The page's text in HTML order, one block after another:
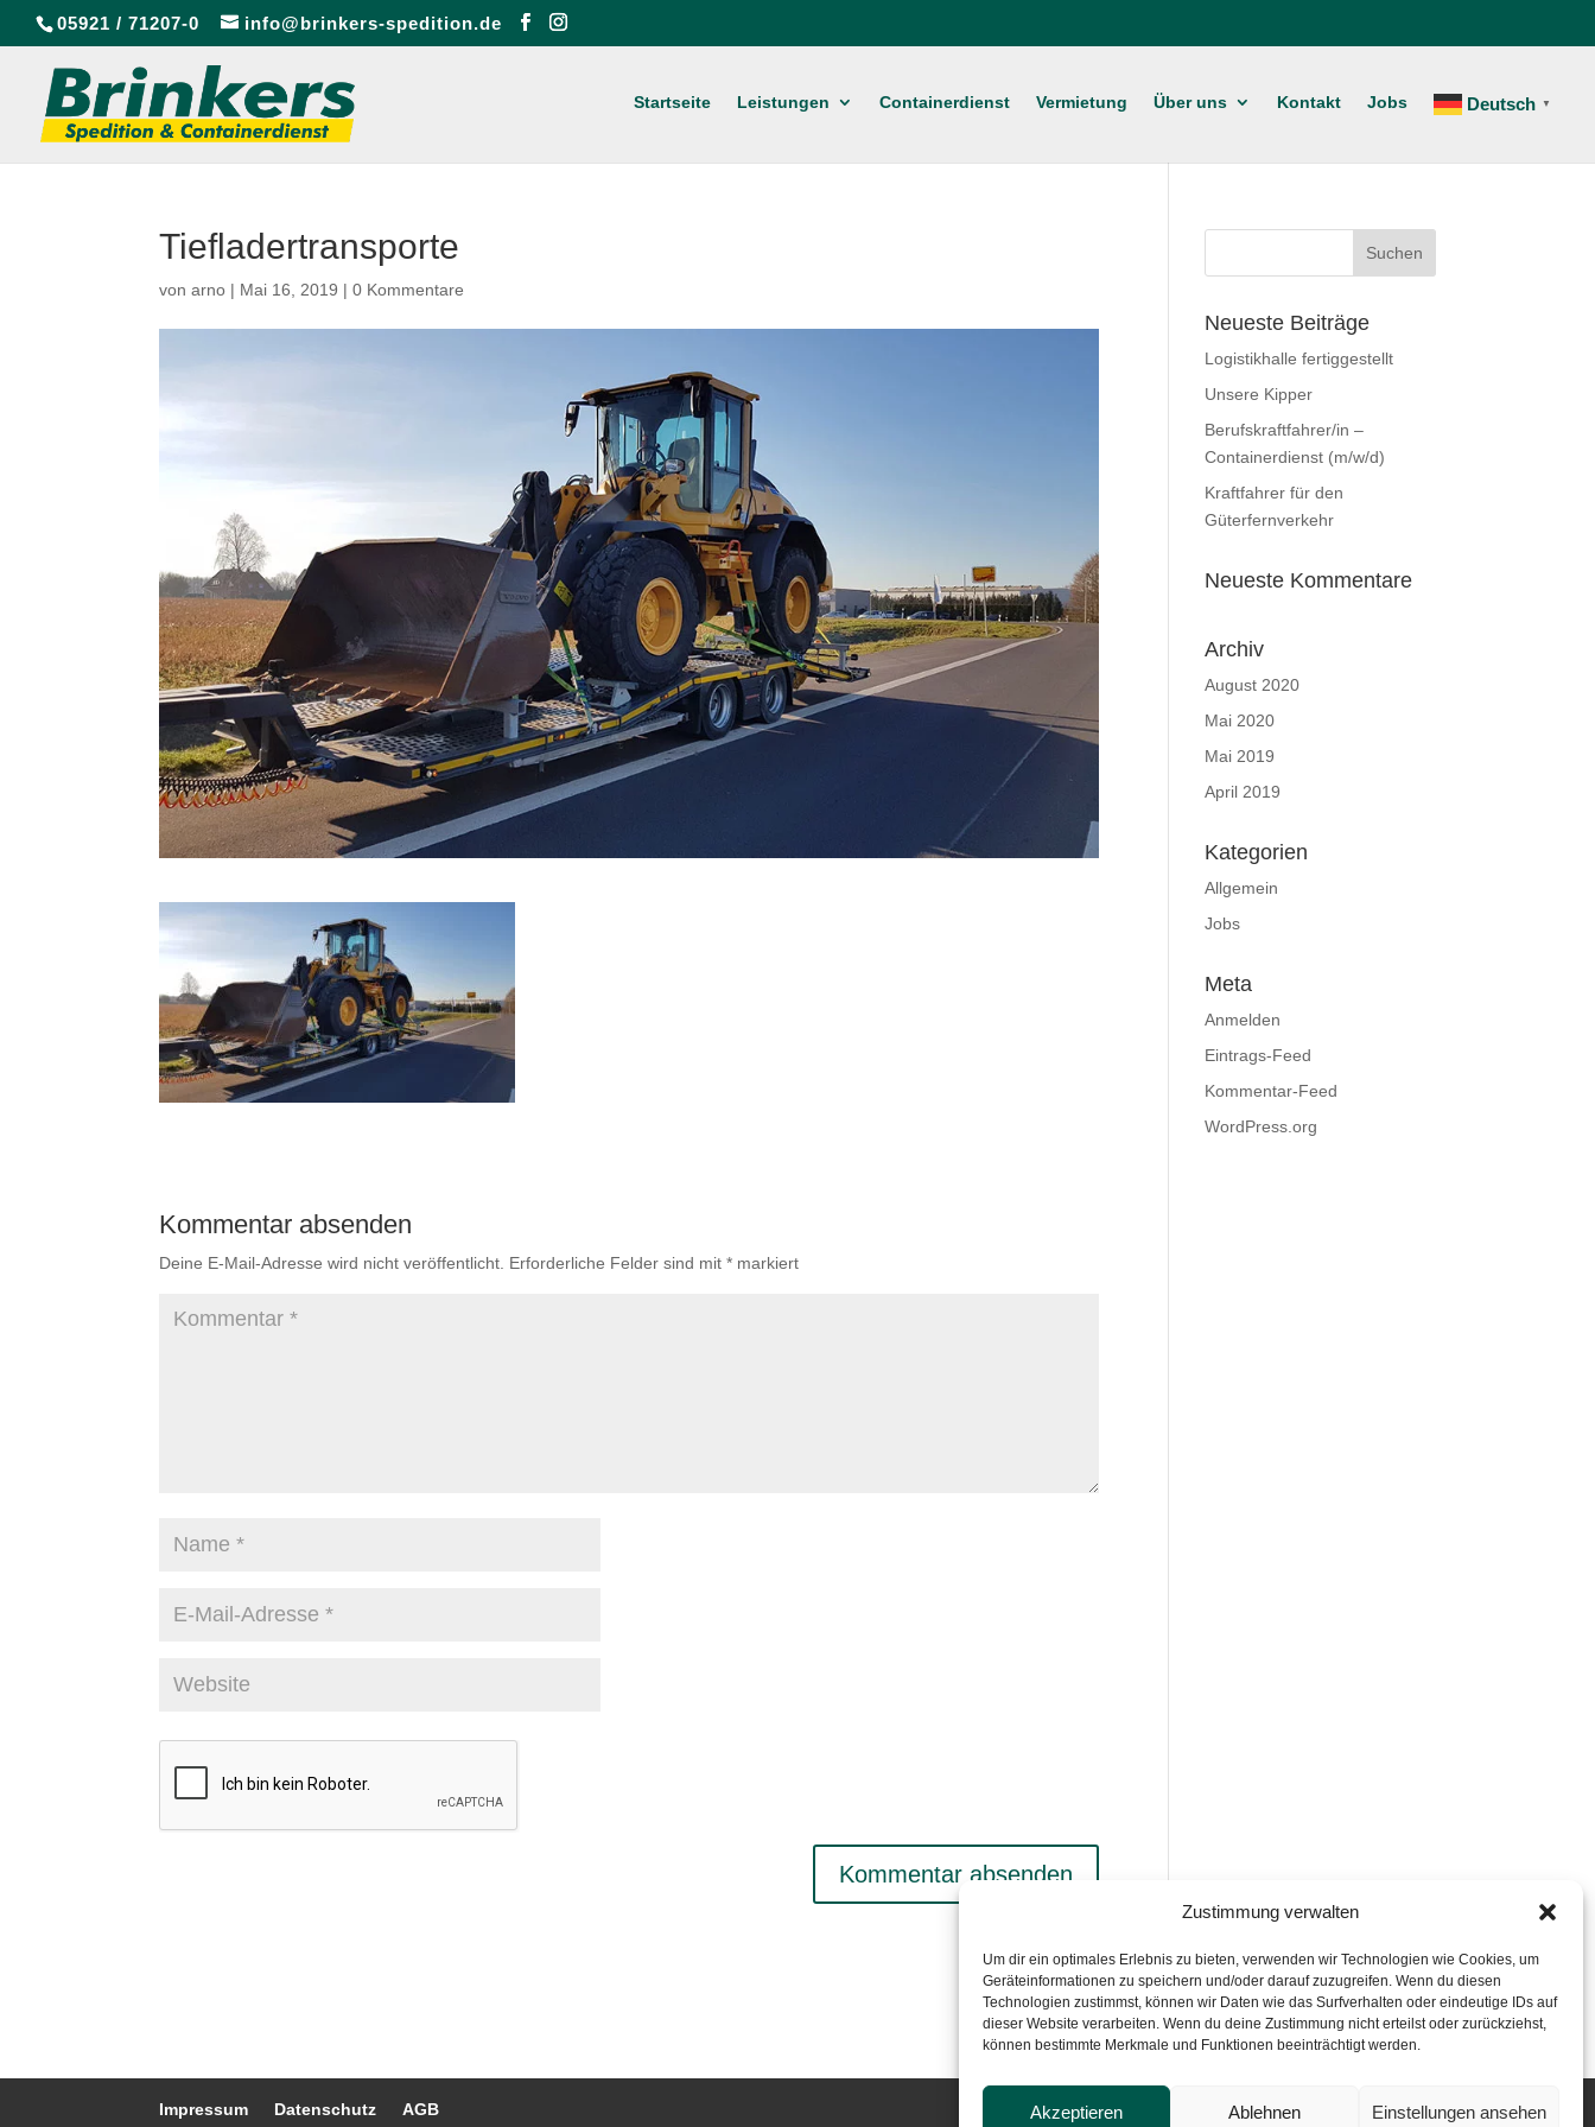
Zustimmung verwalten
Um dir ein optimales Erlebnis zu bieten, verwenden wir Technologien wie Cookies, um
Geräteinformationen zu speichern und/oder darauf zuzugreifen. Wenn du diesen
Technologien zustimmst, können wir Daten wie das Surfverhalten oder eindeutige IDs auf
dieser Website verarbeiten. Wenn du deine Zustimmung nicht erteilst oder zurückziehst,
können bestimmte Merkmale und Funktionen beeinträchtigt werden.
Akzeptieren Ablehnen Einstellungen ansehen
05921 / 71207-0 info@brinkers-spedition.de
Startseite Leistungen Containerdienst Vermietung Über uns Kontakt Jobs Deutsch ▼
Tiefladertransporte
vonarno | Mai 16, 2019 |0 Kommentare
Kommentar absenden
Deine E-Mail-Adresse wird nicht veröffentlicht. Erforderliche Felder sind mit* markiert
Neueste Beiträge
Logistikhalle fertiggestellt
Unsere Kipper
Berufskraftfahrer/in –
Containerdienst (m/w/d)
Kraftfahrer für den
Güterfernverkehr
Neueste Kommentare
Archiv
August 2020
Mai 2020
Mai 2019
April 2019
Kategorien
Allgemein
Jobs
Meta
Anmelden
Eintrags-Feed
Kommentar-Feed
WordPress.org
Impressum Datenschutz AGB